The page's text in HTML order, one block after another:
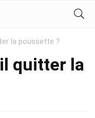
la poussette ?
quitter la